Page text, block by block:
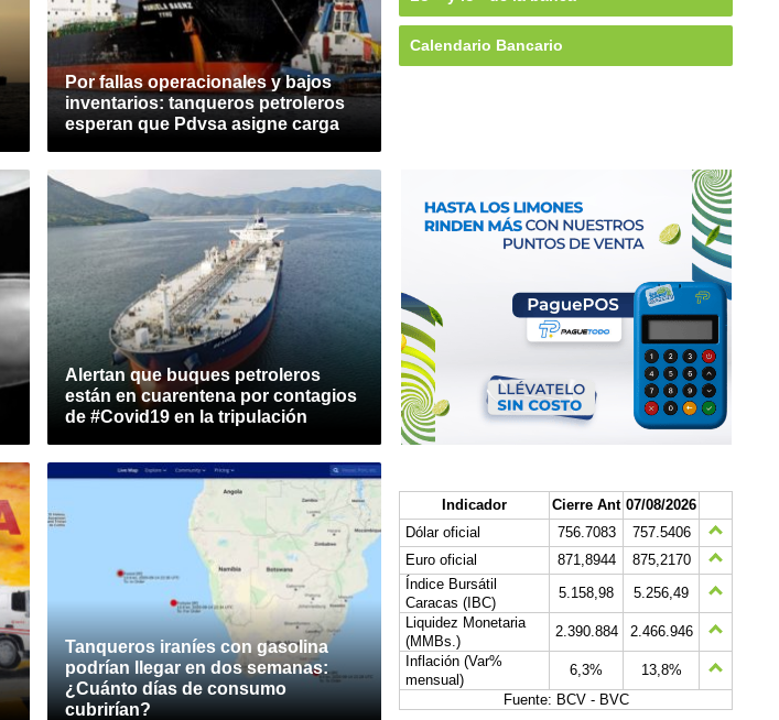
Por fallas operacionales y bajos
inventarios: tanqueros petroleros
esperan que Pdvsa asigne carga
Alertan que buques petroleros
están en cuarentena por contagios
de #Covid19 en la tripulación
Tanqueros iraníes con gasolina
podrían llegar en dos semanas:
¿Cuánto días de consumo
cubrirían?
Calendario Bancario
Indicador Cierre Ant 07/08/2026
Dólar oficial
756.7083
757.5406
Euro oficial
871,8944
875,2170
Índice Bursátil
Caracas (IBC)
5.158,98
5.256,49
Liquidez Monetaria
(MMBs.)
2.390.884
2.466.946
Inflación (Var%
mensual)
6,3%
13,8%
Fuente: BCV - BVC